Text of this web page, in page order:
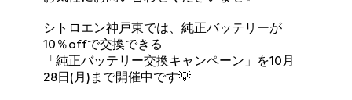
シトロエン神戸東では、純正バッテリーが
10％offで交換できる
「純正バッテリー交換キャンペーン」を10月
28日(月)まで開催中です💡